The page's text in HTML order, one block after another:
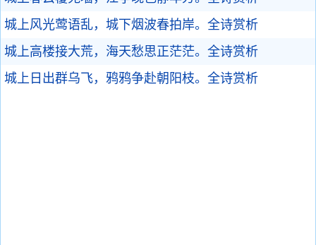
城上风光莺语乱，城下烟波春拍岸。 全诗赏析
城上高楼接大荒，海天愁思正茫茫。 全诗赏析
城上日出群乌飞，鸦鸦争赴朝阳枝。 全诗赏析